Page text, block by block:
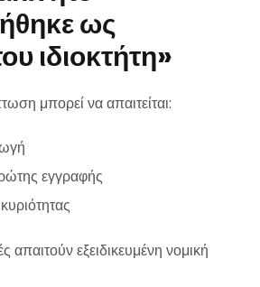
ως
ιδιοκτήτη»
μπορεί να απαιτείται:
εγγραφής
απαιτούν εξειδικευμένη νομική